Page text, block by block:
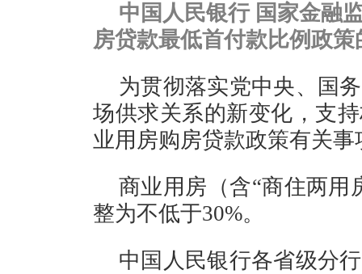
中国人民银行 国家金融
房贷款最低首付款比例政策
为贯彻落实党中央、国
场供求关系的新变化，支
业用房购房贷款政策有关
商业用房（含“商住两用
整为不低于30%。
中国人民银行各省级分